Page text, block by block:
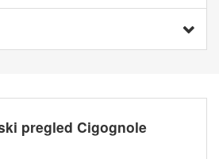
pregled Cigognole